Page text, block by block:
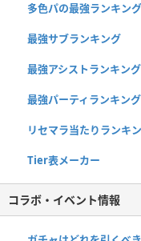
多色パの最強ランキング
最強サブランキング
最強アシストランキング
最強パーティランキング
リセマラ当たりランキ
Tier表メーカー
コラボ・イベント情報